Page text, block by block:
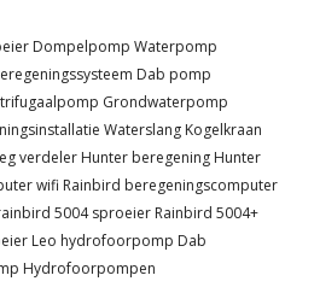
Dompelpomp Waterpomp
Dab pomp
Grondwaterpomp
Waterslang Kogelkraan
verdeler Hunter beregening Hunter
wifi Rainbird beregeningscomputer
5004 sproeier Rainbird 5004+
Leo hydrofoorpomp Dab
Hydrofoorpompen